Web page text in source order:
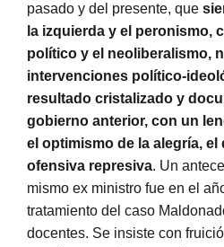
pasado y del presente, que
la izquierda y el peronismo,
político y el neoliberalismo,
intervenciones político-
resultado cristalizado y
gobierno anterior, con un
el optimismo de la alegría,
ofensiva represiva. Un
mismo ex ministro fue en el
tratamiento del caso
docentes. Se insiste con